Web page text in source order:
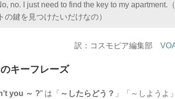
no. I just need to find the key to my apartment.
の鍵を見つけたいだけなの）
訳：コスモピア編集部
キーフレーズ
you ～ ?” は「 ～したらどう？ 」「～しようよ